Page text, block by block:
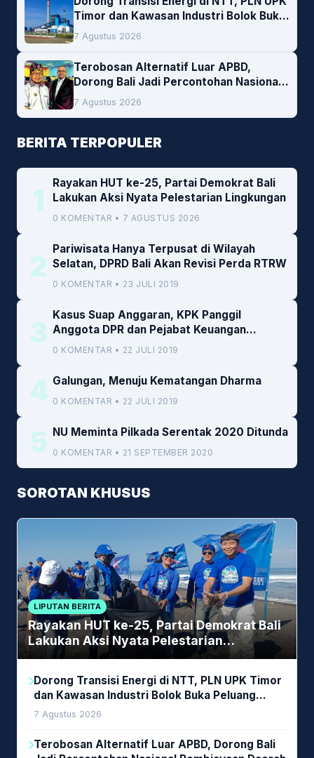
Timor dan Kawasan Industri Bolok Buka
Peluang Investasi Woodchip untuk
Cofiring PLTU Bolok
7 Agustus 2026
Terobosan Alternatif Luar APBD,
Dorong Bali Jadi Percontohan Nasional
Pembiayaan Daerah
7 Agustus 2026
BERITA TERPOPULER
1
Rayakan HUT ke-25, Partai Demokrat Bali
Lakukan Aksi Nyata Pelestarian Lingkungan
0 KOMENTAR • 7 AGUSTUS 2026
2
Pariwisata Hanya Terpusat di Wilayah
Selatan, DPRD Bali Akan Revisi Perda RTRW
0 KOMENTAR • 23 JULI 2019
3
Kasus Suap Anggaran, KPK Panggil
Anggota DPR dan Pejabat Keuangan
Kemenkeu
0 KOMENTAR • 22 JULI 2019
4 Galungan, Menuju Kematangan Dharma
0 KOMENTAR • 22 JULI 2019
5 NU Meminta Pilkada Serentak 2020 Ditunda
0 KOMENTAR • 21 SEPTEMBER 2020
SOROTAN KHUSUS
LIPUTAN BERITA
Rayakan HUT ke-25, Partai Demokrat Bali
Lakukan Aksi Nyata Pelestarian
Lingkungan
Dorong Transisi Energi di NTT, PLN UPK Timor
dan Kawasan Industri Bolok Buka Peluang
Investasi Woodchip untuk Cofiring PLTU Bolok
7 Agustus 2026
Terobosan Alternatif Luar APBD, Dorong Bali